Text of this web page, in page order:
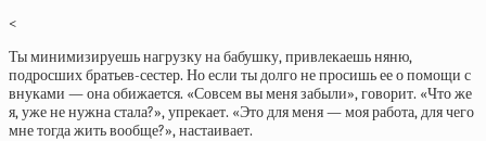
<
Ты минимизируешь нагрузку на бабушку, привлекаешь няню,
подросших братьев-сестер. Но если ты долго не просишь ее о помощи с
внуками — она обижается. «Совсем вы меня забыли», говорит. «Что же
я, уже не нужна стала?», упрекает. «Это для меня — моя работа, для чего
мне тогда жить вообще?», настаивает.